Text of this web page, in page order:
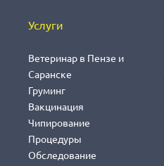
Услуги
Ветеринар в Пензе и
Саранске
Груминг
Вакцинация
Чипирование
Процедуры
Обследование